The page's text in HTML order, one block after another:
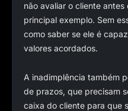
não avaliar o cliente
principal exemplo. Sem
como saber se ele é
valores acordados.
A inadimplência também
de prazos, que precisam
caixa do cliente para que